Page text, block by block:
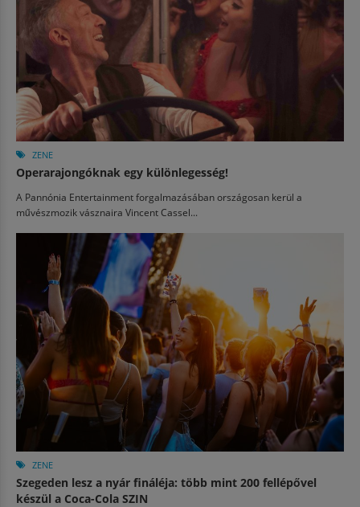
ZENE
Operarajongóknak egy különlegesség!
A Pannónia Entertainment forgalmazásában országosan kerül a
művészmozik vásznaira Vincent Cassel...
ZENE
Szegeden lesz a nyár fináléja: több mint 200 fellépővel
készül a Coca-Cola SZIN